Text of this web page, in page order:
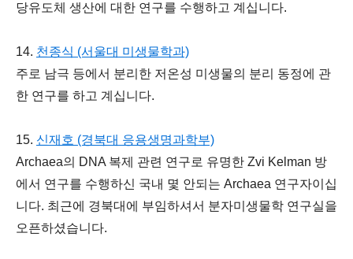
당유도체 생산에 대한 연구를 수행하고 계십니다.
14. 천종식 (서울대 미생물학과)
주로 남극 등에서 분리한 저온성 미생물의 분리 동정에 관
한 연구를 하고 계십니다.
15. 신재호 (경북대 응용생명과학부)
Archaea의 DNA 복제 관련 연구로 유명한 Zvi Kelman 방
에서 연구를 수행하신 국내 몇 안되는 Archaea 연구자이십
니다. 최근에 경북대에 부임하셔서 분자미생물학 연구실을
오픈하셨습니다.